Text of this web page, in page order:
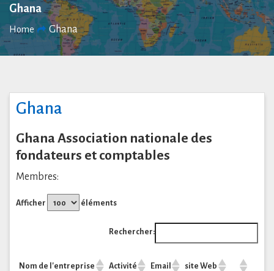
Ghana
Home Ghana
Ghana
Ghana Association nationale des
fondateurs et comptables
Membres:
Afficher éléments
Rechercher:
Nom de l'entreprise Activité Email site Web